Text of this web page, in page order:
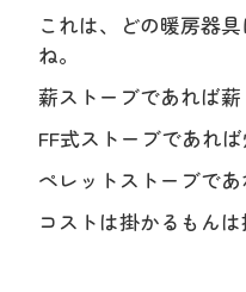
これは、どの暖房器
ね。
薪ストーブであれば薪
FF式ストーブであれ
ペレットストーブで
コストは掛かるもんは